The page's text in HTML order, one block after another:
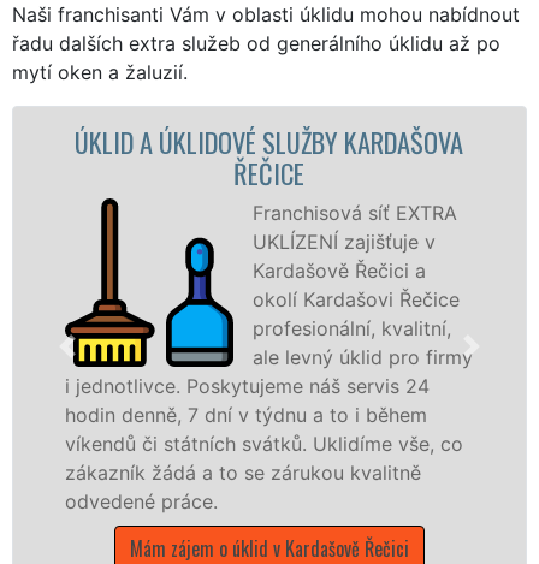
Naši franchisanti Vám v oblasti úklidu mohou nabídnout
řadu dalších extra služeb od generálního úklidu až po
mytí oken a žaluzií.
SLUŽBY KARDAŠOVA
Franchisová síť EXTRA
UKLÍZENÍ zajišťuje v
Kardašově Řečici a
okolí Kardašovi Řečice
profesionální, kvalitní,
ale levný úklid pro firmy
náš servis 24
dní v týdnu a to i během
svátků. Uklidíme vše, co
a to se zárukou kvalitně
o úklid v Kardašově Řečici
služby
společnosti,
v celém